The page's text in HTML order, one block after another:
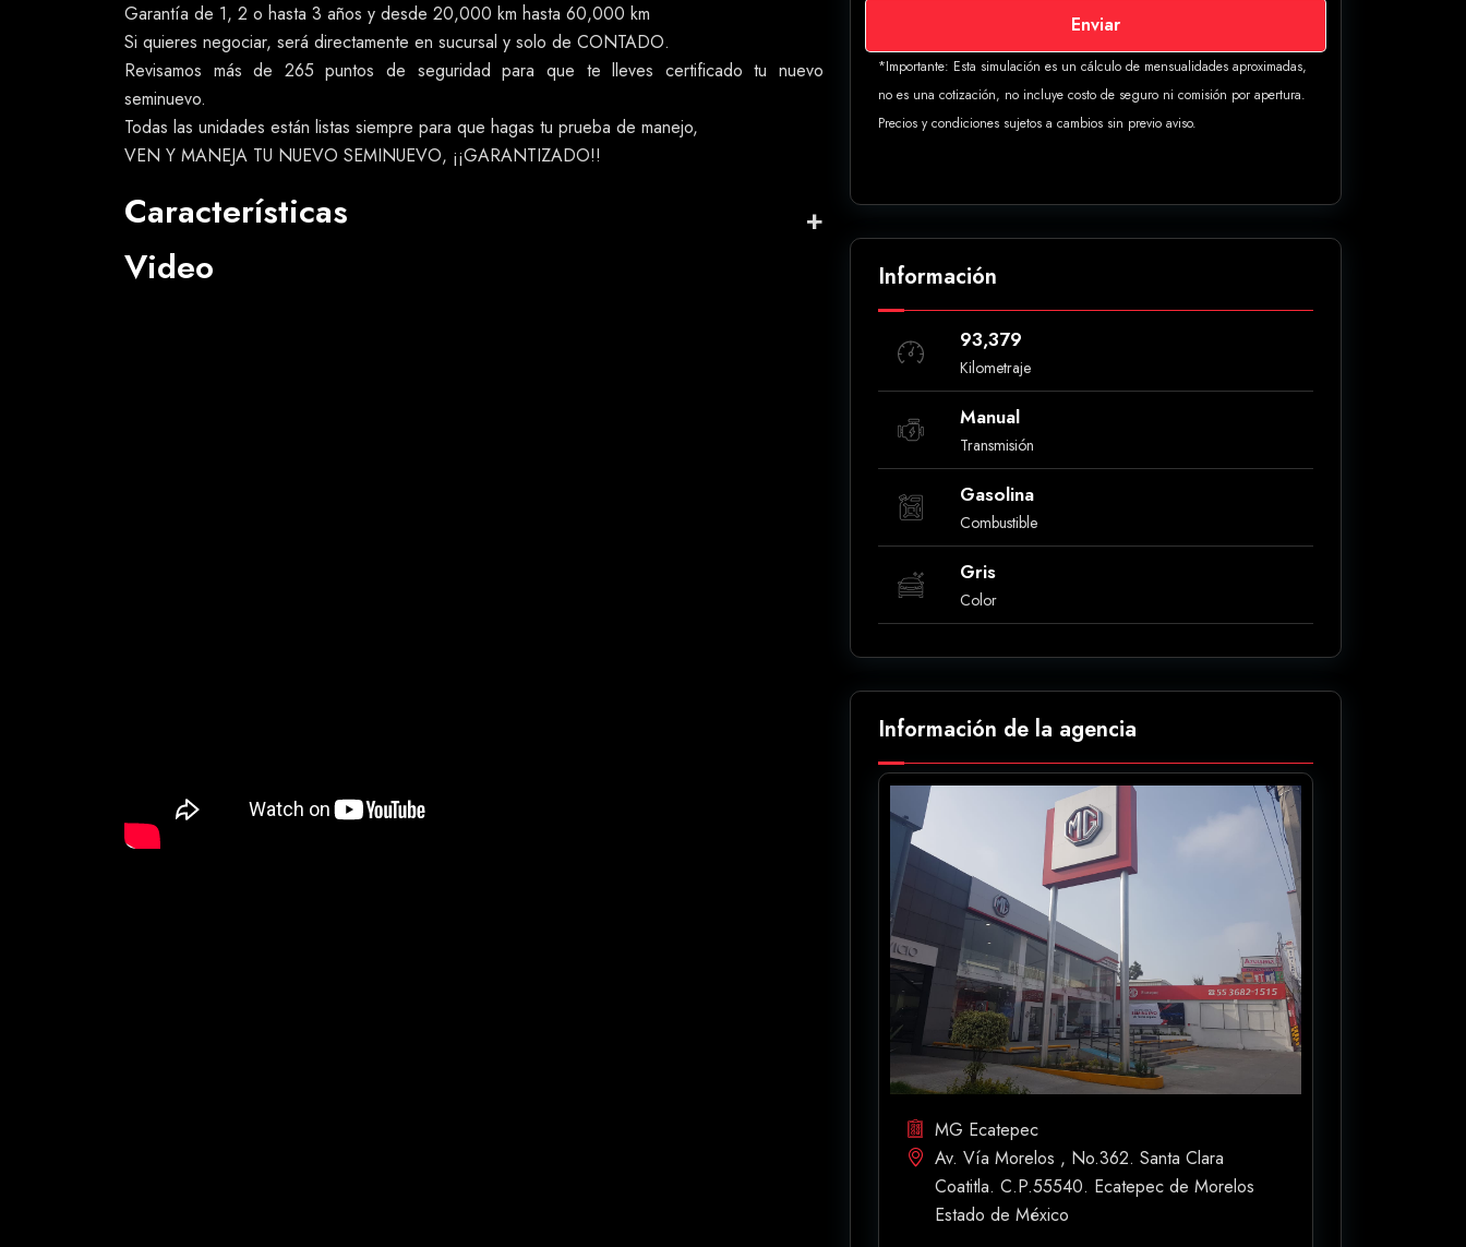
Garantía de 1, 2 o hasta 3 años y desde 20,000 km hasta 60,000 km
Si quieres negociar, será directamente en sucursal y solo de CONTADO.
Revisamos más de 265 puntos de seguridad para que te lleves certificado tu nuevo
seminuevo.
Todas las unidades están listas siempre para que hagas tu prueba de manejo,
VEN Y MANEJA TU NUEVO SEMINUEVO, ¡¡GARANTIZADO!!
Características
Video
Enviar
*Importante: Esta simulación es un cálculo de mensualidades aproximadas,
no es una cotización, no incluye costo de seguro ni comisión por apertura.
Precios y condiciones sujetos a cambios sin previo aviso.
Información
93,379
Kilometraje
Manual
Transmisión
Gasolina
Combustible
Gris
Color
Información de la agencia
MG Ecatepec
Av. Vía Morelos , No.362. Santa Clara
Coatitla. C.P.55540. Ecatepec de Morelos
Estado de México